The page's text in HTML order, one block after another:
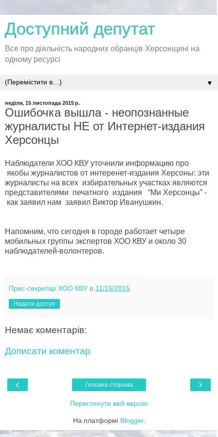
Доступний депутат
Все про діяльність народних обранців Херсонщині на
одному ресурсі
▼
неділя, 15 листопада 2015 р.
Ошибочка вышла - неопознанные
журналисты НЕ от Интернет-издания
Херсонцы
Наблюдатели ХОО КВУ уточнили информацию про
якобы журналистов от интеренет-издания Херсоны: эти
журналисты на всех избирательных участках являются
представителями печатного издания “Ми Херсонцы” -
как заявил нам заявил Виктор Иванушкин.
Напомним, что сегодня в городе работает четыре
мобильных группы экспертов ХОО КВУ и около 30
наблюдателей-волонтеров.
Прес-секретар ХОО КВУ о 11/15/2015
Надати доступ
Немає коментарів:
Дописати коментар
‹ ›
Головна сторінка
Переглянути веб-версію
На платформі Blogger.